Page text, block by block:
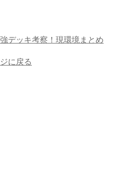
デッキ考察！現環境まとめ
に戻る